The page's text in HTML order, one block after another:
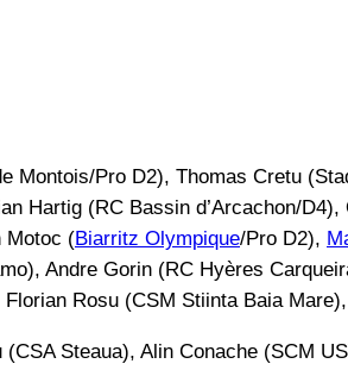
Montois/Pro D2), Thomas Cretu
Hartig (RC Bassin d’Arcachon/
Motoc (Biarritz Olympique/Pro D2),
Andre Gorin (RC Hyères
Rosu (CSM Stiinta Baia
Steaua), Alin Conache (SCM